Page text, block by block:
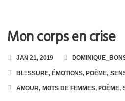
Toutes les Formations
Formation en Ligne « Numérologie
Mon corps en crise
JAN 21, 2019
BLESSURE, ÉMOTIONS, POÈME,
AMOUR, MOTS DE FEMMES, POÈME,